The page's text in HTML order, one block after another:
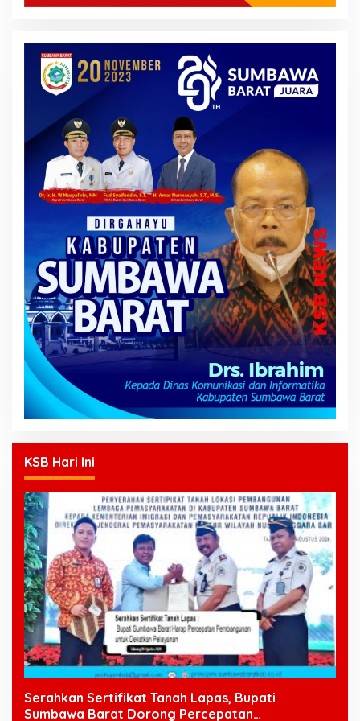
KSB Hari Ini
Serahkan Sertifikat Tanah Lapas, Bupati
Sumbawa Barat Dorong Percepatan